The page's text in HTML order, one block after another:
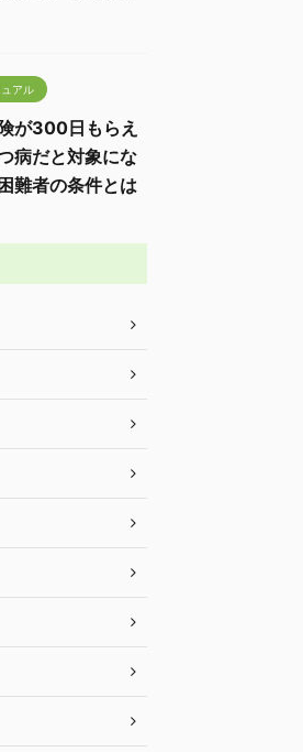
アル
が300日もらえ
病だと対象にな
難者の条件とは